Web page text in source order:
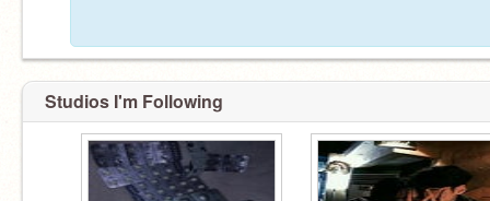
Studios I'm Following